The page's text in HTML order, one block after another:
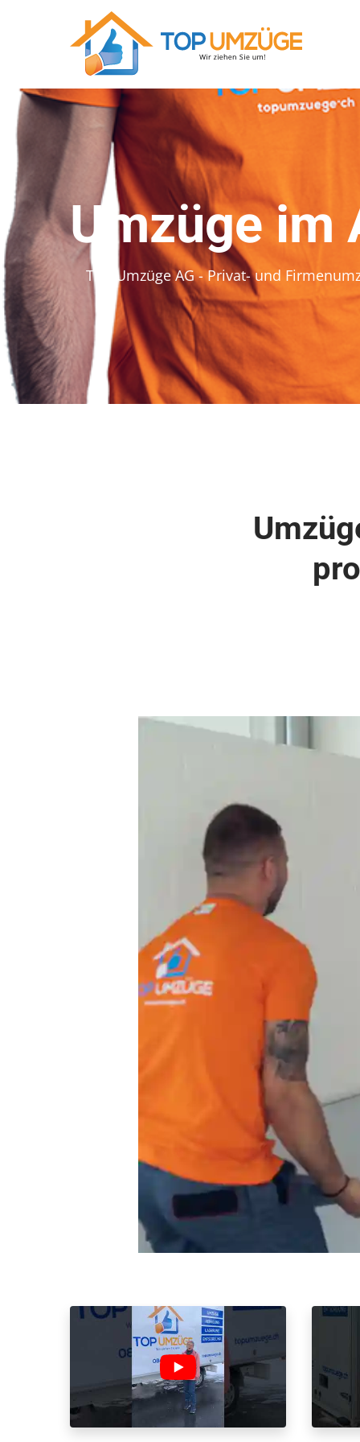
Umzüge im
Top Umzüge AG - Privat- und